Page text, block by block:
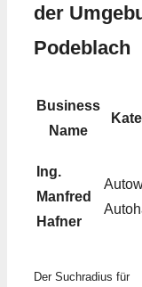
der
Podeblach
Business
Name
Ing.
Manfred
Hafner
Der Suchradius für